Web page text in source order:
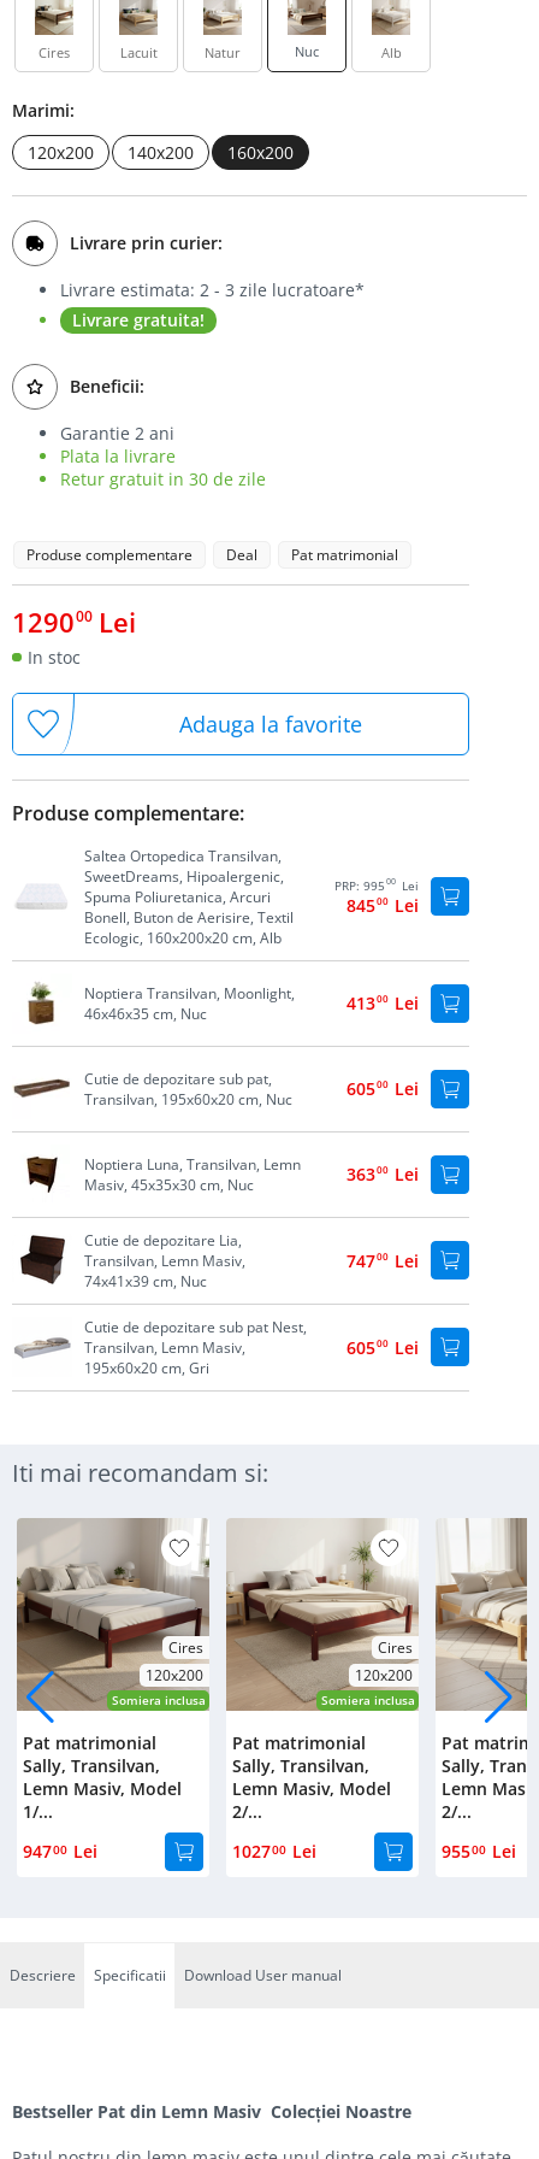
Cires Lacuit Natur Nuc Alb
Marimi:
120x200
140x200 160x200
Livrare prin curier:
Livrare estimata: 2 - 3 zile lucratoare*
Livrare gratuita!
Beneficii:
Garantie 2 ani
Plata la livrare
Retur gratuit in 30 de zile
Produse complementare Deal Pat matrimonial
129000 Lei
In stoc
Adauga la favorite
Produse complementare:
Saltea Ortopedica Transilvan,
SweetDreams, Hipoalergenic,
Spuma Poliuretanica, Arcuri
Bonell, Buton de Aerisire, Textil
Ecologic, 160x200x20 cm, Alb
PRP: 995 00 Lei
84500 Lei
Noptiera Transilvan, Moonlight,
46x46x35 cm, Nuc
41300 Lei
Cutie de depozitare sub pat,
Transilvan, 195x60x20 cm, Nuc
60500 Lei
Noptiera Luna, Transilvan, Lemn
Masiv, 45x35x30 cm, Nuc
36300 Lei
Cutie de depozitare Lia,
Transilvan, Lemn Masiv,
74x41x39 cm, Nuc
74700 Lei
Cutie de depozitare sub pat Nest,
Transilvan, Lemn Masiv,
195x60x20 cm, Gri
60500 Lei
Iti mai recomandam si:
Cires
120x200
Somiera inclusa
Pat matrimonial
Sally, Transilvan,
Lemn Masiv, Model
1/...
94700 Lei
Cires
120x200
Somiera inclusa
Pat matrimonial
Sally, Transilvan,
Lemn Masiv, Model
2/...
102700 Lei
Pat
Sally,
Lemn
2/...
95500 Lei
Descriere Specificatii Download User manual
Bestseller Pat din Lemn Masiv Colecției Noastre
Bufet
Biblioteca
Comode